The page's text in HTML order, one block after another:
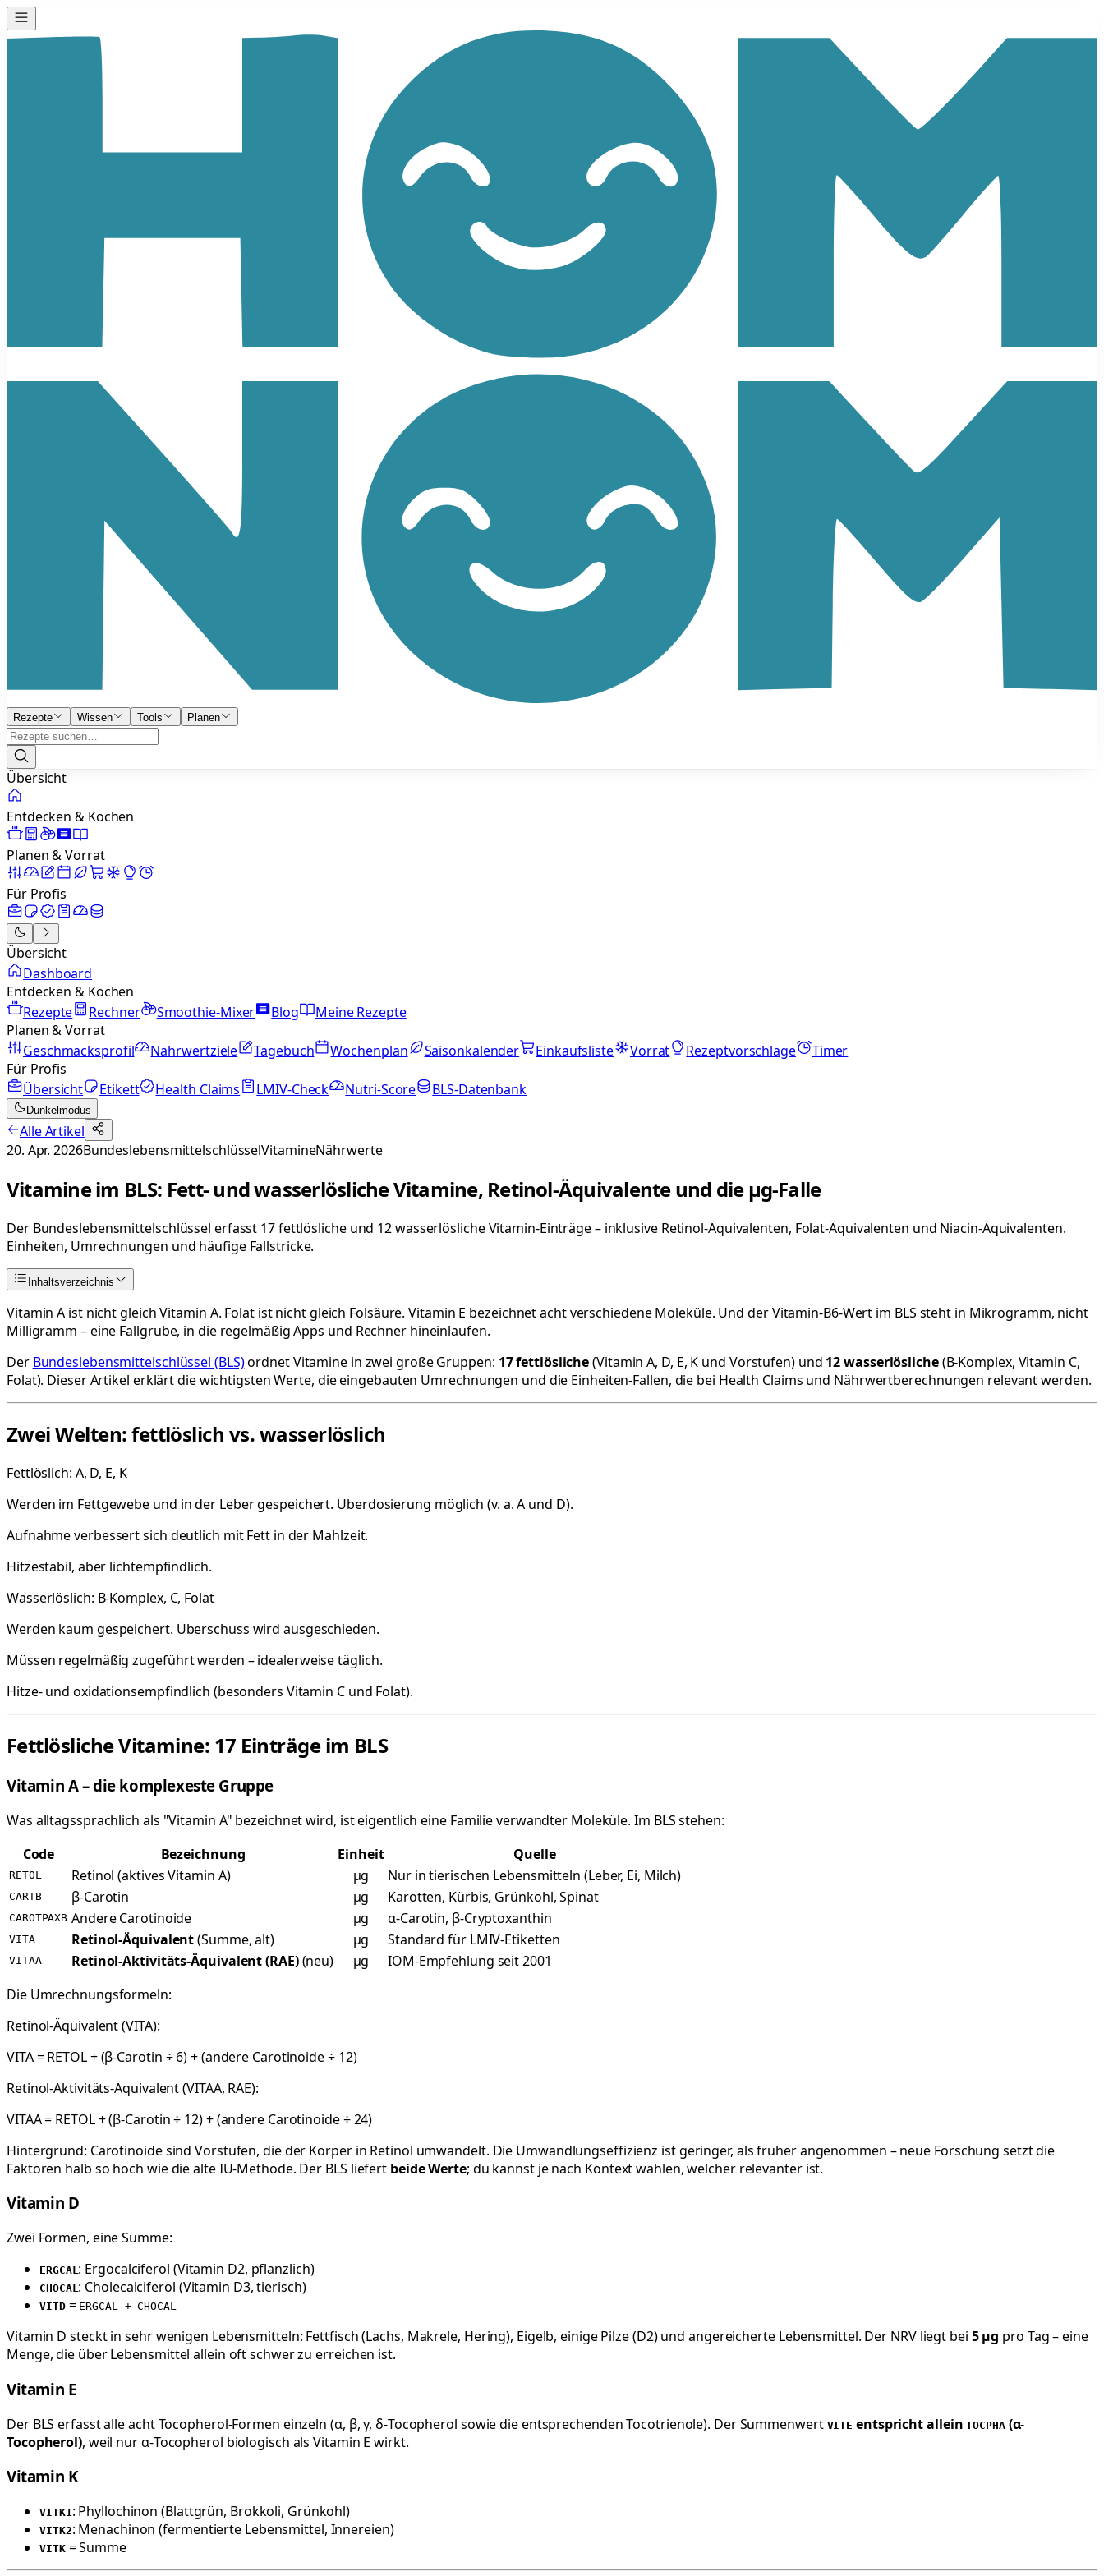
Rezepte Wissen Tools Planen
Übersicht
Entdecken & Kochen
Planen & Vorrat
Für Profis
Übersicht
Dashboard
Entdecken & Kochen
Rezepte
Rechner Smoothie-Mixer Blog
Meine Rezepte
Planen & Vorrat
Geschmacksprofil
Nährwertziele Tagebuch Wochenplan Saisonkalender Einkaufsliste Vorrat Rezeptvorschläge
Timer
Für Profis
Übersicht
Etikett Health Claims LMIV-Check Nutri-Score BLS-Datenbank
Dunkelmodus
Alle Artikel
20. Apr. 2026BundeslebensmittelschlüsselVitamineNährwerte
Vitamine im BLS: Fett- und wasserlösliche Vitamine, Retinol-Äquivalente und die µg-Falle
Der Bundeslebensmittelschlüssel erfasst 17 fettlösliche und 12 wasserlösliche Vitamin-Einträge – inklusive Retinol-Äquivalenten, Folat-Äquivalenten und Niacin-Äquivalenten.
Einheiten, Umrechnungen und häufige Fallstricke.
Inhaltsverzeichnis
Vitamin A ist nicht gleich Vitamin A. Folat ist nicht gleich Folsäure. Vitamin E bezeichnet acht verschiedene Moleküle. Und der Vitamin-B6-Wert im BLS steht in Mikrogramm, nicht
Milligramm – eine Fallgrube, in die regelmäßig Apps und Rechner hineinlaufen.
Der Bundeslebensmittelschlüssel (BLS)ordnet Vitamine in zwei große Gruppen: 17 fettlösliche(Vitamin A, D, E, K und Vorstufen) und 12 wasserlösliche(B-Komplex, Vitamin C,
Folat). Dieser Artikel erklärt die wichtigsten Werte, die eingebauten Umrechnungen und die Einheiten-Fallen, die bei Health Claims und Nährwertberechnungen relevant werden.
Zwei Welten: fettlöslich vs. wasserlöslich
Fettlöslich: A, D, E, K
Werden im Fettgewebe und in der Leber gespeichert. Überdosierung möglich (v. a. A und D).
Aufnahme verbessert sich deutlich mit Fett in der Mahlzeit.
Hitzestabil, aber lichtempfindlich.
Wasserlöslich: B-Komplex, C, Folat
Werden kaum gespeichert. Überschuss wird ausgeschieden.
Müssen regelmäßig zugeführt werden – idealerweise täglich.
Hitze- und oxidationsempfindlich (besonders Vitamin C und Folat).
Fettlösliche Vitamine: 17 Einträge im BLS
Vitamin A – die komplexeste Gruppe
Was alltagssprachlich als "Vitamin A" bezeichnet wird, ist eigentlich eine Familie verwandter Moleküle. Im BLS stehen:
Code
Bezeichnung Einheit Quelle
RETOL Retinol (aktives Vitamin A) µg Nur in tierischen Lebensmitteln (Leber, Ei, Milch)
CARTB β-Carotin µg Karotten, Kürbis, Grünkohl, Spinat
CAROTPAXB Andere Carotinoide µg α-Carotin, β-Cryptoxanthin
VITA Retinol-Äquivalent(Summe, alt) µg Standard für LMIV-Etiketten
VITAA Retinol-Aktivitäts-Äquivalent (RAE)(neu) µg
IOM-Empfehlung seit 2001
Die Umrechnungsformeln:
Retinol-Äquivalent (VITA):
VITA = RETOL + (β-Carotin ÷ 6) + (andere Carotinoide ÷ 12)
Retinol-Aktivitäts-Äquivalent (VITAA, RAE):
VITAA = RETOL + (β-Carotin ÷ 12) + (andere Carotinoide ÷ 24)
Hintergrund: Carotinoide sind Vorstufen, die der Körper in Retinol umwandelt. Die Umwandlungseffizienz ist geringer, als früher angenommen – neue Forschung setzt die
Faktoren halb so hoch wie die alte IU-Methode. Der BLS liefert beide Werte; du kannst je nach Kontext wählen, welcher relevanter ist.
Vitamin D
Zwei Formen, eine Summe:
ERGCAL: Ergocalciferol (Vitamin D2, pflanzlich)
CHOCAL: Cholecalciferol (Vitamin D3, tierisch)
VITD= ERGCAL + CHOCAL
Vitamin D steckt in sehr wenigen Lebensmitteln: Fettfisch (Lachs, Makrele, Hering), Eigelb, einige Pilze (D2) und angereicherte Lebensmittel. Der NRV liegt bei 5 µg pro Tag – eine
Menge, die über Lebensmittel allein oft schwer zu erreichen ist.
Vitamin E
Der BLS erfasst alle acht Tocopherol-Formen einzeln (α, β, γ, δ-Tocopherol sowie die entsprechenden Tocotrienole). Der Summenwert VITE entspricht alleinTOCPHA(α-
Tocopherol), weil nur α-Tocopherol biologisch als Vitamin E wirkt.
Vitamin K
VITK1: Phyllochinon (Blattgrün, Brokkoli, Grünkohl)
VITK2: Menachinon (fermentierte Lebensmittel, Innereien)
VITK= Summe